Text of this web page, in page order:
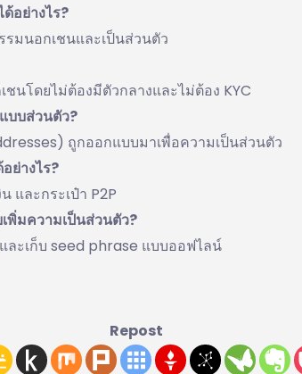
อย่างไร?
มนอกเชนและเป็นส่วนตัว
นโดยไม่ต้องมีตัวกลางและไม่ต้อง KYC
บบส่วนตัว?
ถูกออกแบบมาเพื่อความเป็นส่วนตัว
ย่างไร?
และกระเป๋า P2P
พิ่มความเป็นส่วนตัว?
ละเก็บ seed phrase แบบออฟไลน์
Repost